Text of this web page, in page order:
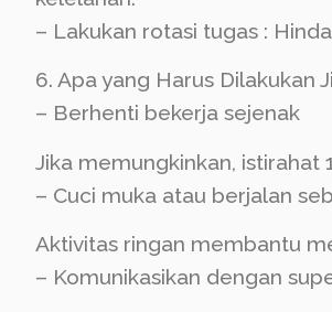
– Lakukan rotasi tugas :
6. Apa yang Harus Dilakukan
– Berhenti bekerja sejenak
Jika memungkinkan, istirahat
– Cuci muka atau berjalan
Aktivitas ringan membantu
– Komunikasikan dengan